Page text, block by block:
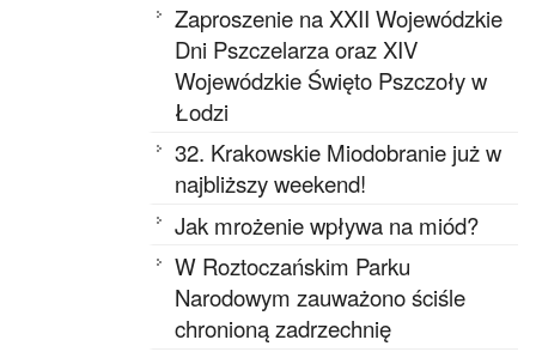
Zaproszenie na XXII Wojewódzkie
Dni Pszczelarza oraz XIV
Wojewódzkie Święto Pszczoły w
Łodzi
32. Krakowskie Miodobranie już w
najbliższy weekend!
Jak mrożenie wpływa na miód?
W Roztoczańskim Parku
Narodowym zauważono ściśle
chronioną zadrzechnię